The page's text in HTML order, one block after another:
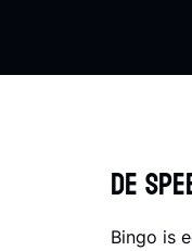
De
Bingo is